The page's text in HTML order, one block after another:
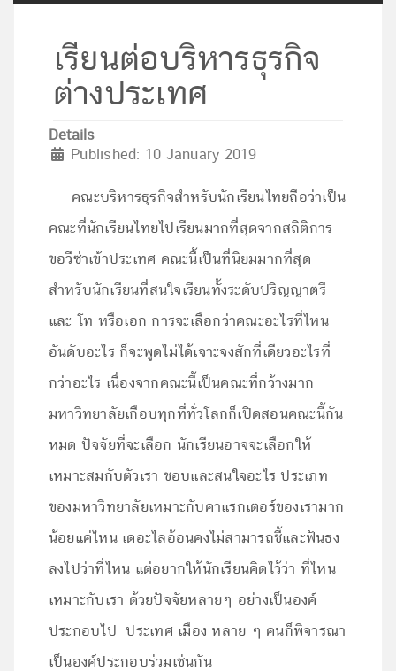
เรียนต่อบริหารธุรกิจ
ต่างประเทศ
Details
Published: 10 January 2019
คณะบริหารธุรกิจสำหรับนักเรียนไทยถือว่าเป็น
คณะที่นักเรียนไทยไปเรียนมากที่สุดจากสถิติการ
ขอวีซ่าเข้าประเทศ คณะนี้เป็นที่นิยมมากที่สุด
สำหรับนักเรียนที่สนใจเรียนทั้งระดับปริญญาตรี
และ โท หรือเอก การจะเลือกว่าคณะอะไรที่ไหน
อันดับอะไร ก็จะพูดไม่ได้เจาะจงสักที่เดียวอะไรที่
กว่าอะไร เนื่องจากคณะนี้เป็นคณะที่กว้างมาก
มหาวิทยาลัยเกือบทุกที่ทั่วโลกก็เปิดสอนคณะนี้กัน
หมด ปัจจัยที่จะเลือก นักเรียนอาจจะเลือกให้
เหมาะสมกับตัวเรา ชอบและสนใจอะไร ประเภท
ของมหาวิทยาลัยเหมาะกับคาแรกเตอร์ของเรามาก
น้อยแค่ไหน เดอะไลอ้อนคงไม่สามารถชี้และฟันธง
ลงไปว่าที่ไหน แต่อยากให้นักเรียนคิดไว้ว่า ที่ไหน
เหมาะกับเรา ด้วยปัจจัยหลายๆ อย่างเป็นองค์
ประกอบไป ประเทศ เมือง หลาย ๆ คนก็พิจารณา
เป็นองค์ประกอบร่วมเช่นกัน